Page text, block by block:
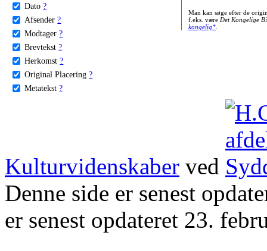
Dato ?
Afsender ?
Modtager ?
Brevtekst ?
Herkomst ?
Original Placering ?
Metatekst ?
Man kan søge efter de
f.eks. være Det Kongelige
kongelig*.
Kulturvidenskaber ved
Denne side er senest
er senest opdateret 23.